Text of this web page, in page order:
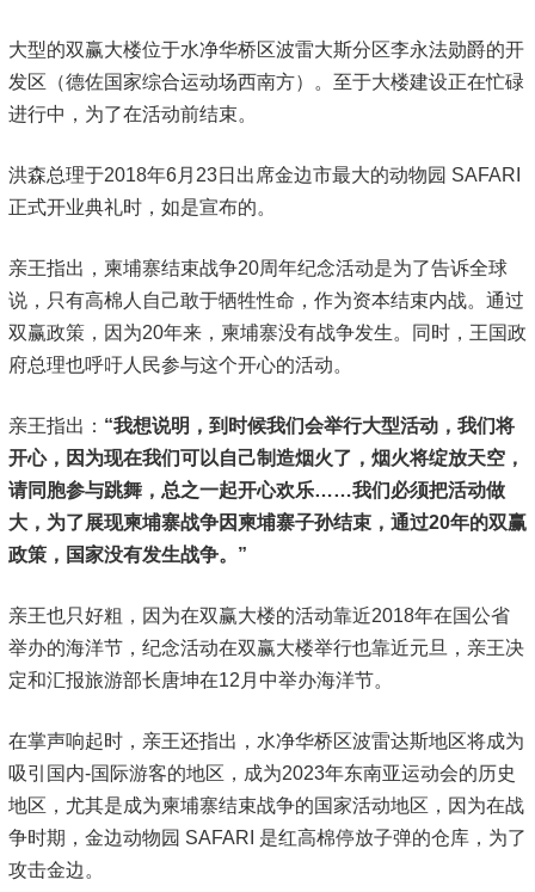
大型的双赢大楼位于水净华桥区波雷大斯分区李永法勋爵的开
发区（德佐国家综合运动场西南方）。至于大楼建设正在忙碌
进行中，为了在活动前结束。
洪森总理于2018年6月23日出席金边市最大的动物园 SAFARI
正式开业典礼时，如是宣布的。
亲王指出，柬埔寨结束战争20周年纪念活动是为了告诉全球
说，只有高棉人自己敢于牺牲性命，作为资本结束内战。通过
双赢政策，因为20年来，柬埔寨没有战争发生。同时，王国政
府总理也呼吁人民参与这个开心的活动。
亲王指出： “我想说明，到时候我们会举行大型活动，我们将
开心，因为现在我们可以自己制造烟火了，烟火将绽放天空，
请同胞参与跳舞，总之一起开心欢乐……我们必须把活动做
大，为了展现柬埔寨战争因柬埔寨子孙结束，通过20年的双赢
政策，国家没有发生战争。”
亲王也只好粗，因为在双赢大楼的活动靠近2018年在国公省
举办的海洋节，纪念活动在双赢大楼举行也靠近元旦，亲王决
定和汇报旅游部长唐坤在12月中举办海洋节。
在掌声响起时，亲王还指出，水净华桥区波雷达斯地区将成为
吸引国内-国际游客的地区，成为2023年东南亚运动会的历史
地区，尤其是成为柬埔寨结束战争的国家活动地区，因为在战
争时期，金边动物园 SAFARI 是红高棉停放子弹的仓库，为了
攻击金边。